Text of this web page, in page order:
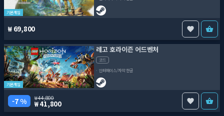
기본게임
69,800
기본게임
레고 호라이즌 어드벤처
코드
인터페이스/자막 한글
7 % 44,800
41,800